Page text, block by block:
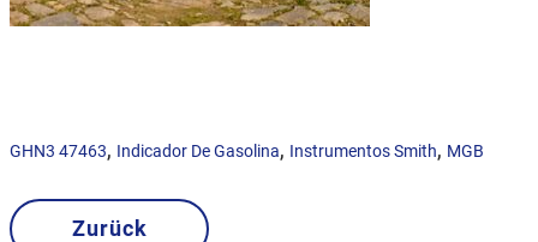
GHN3 47463, Indicador De Gasolina, Instrumentos Smith, MGB
Zurück